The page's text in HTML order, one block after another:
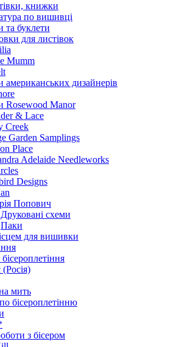
книжки
по вишивці
та буклети
для листівок
Mumm
американських дизайнерів
Rosewood Manor
& Lace
Creek
Garden Samplings
Place
Adelaide Needleworks
Designs
Попович
Друковані схеми
Паки
для вишивки
(Росія)
мить
бісероплетінню
з бісером